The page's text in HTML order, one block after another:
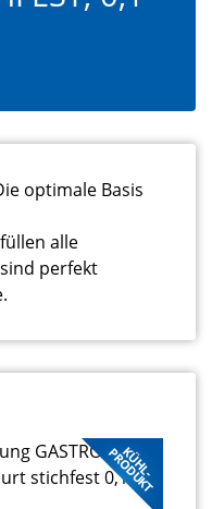
optimale Basis
alle
perfekt
KÜHL-
PRODUKT